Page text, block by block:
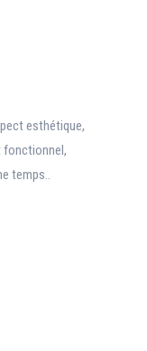
esthétique,
fonctionnel,
temps..